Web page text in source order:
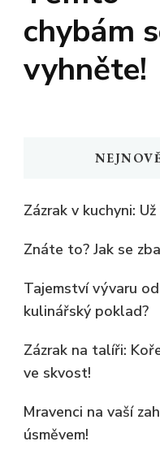
chybám
vyhněte!
Zázrak v kuchyni:
Znáte to? Jak se
Tajemství vývaru
kulinářský poklad?
Zázrak na talíři:
ve skvost!
Mravenci na vaší
úsměvem!